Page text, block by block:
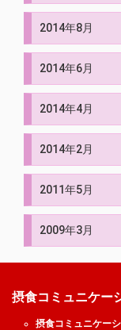
2014年8月
2014年6月
2014年4月
2014年2月
2011年5月
2009年3月
摂食コミュニケー
摂食コミュニケー